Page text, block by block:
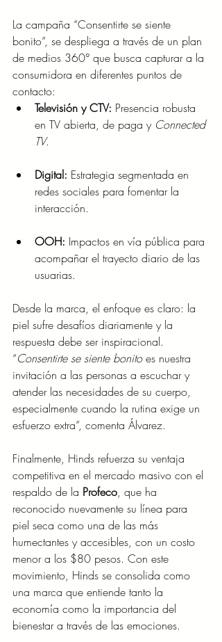
La campaña “Consentirte se siente
bonito”, se despliega a través de un plan
de medios 360° que busca capturar a la
consumidora en diferentes puntos de
contacto:
Televisión y CTV: Presencia robusta
en TV abierta, de paga y Connected
TV.
Digital: Estrategia segmentada en
redes sociales para fomentar la
interacción.
OOH: Impactos en vía pública para
acompañar el trayecto diario de las
usuarias.
Desde la marca, el enfoque es claro: la
piel sufre desafíos diariamente y la
respuesta debe ser inspiracional.
“Consentirte se siente bonito es nuestra
invitación a las personas a escuchar y
atender las necesidades de su cuerpo,
especialmente cuando la rutina exige un
esfuerzo extra”, comenta Álvarez.
Finalmente, Hinds refuerza su ventaja
competitiva en el mercado masivo con el
respaldo de la Profeco, que ha
reconocido nuevamente su línea para
piel seca como una de las más
humectantes y accesibles, con un costo
menor a los $80 pesos. Con este
movimiento, Hinds se consolida como
una marca que entiende tanto la
economía como la importancia del
bienestar a través de las emociones.